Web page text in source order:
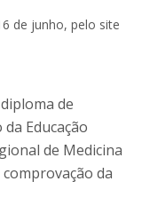
de junho, pelo site
de
Educação
de Medicina
da